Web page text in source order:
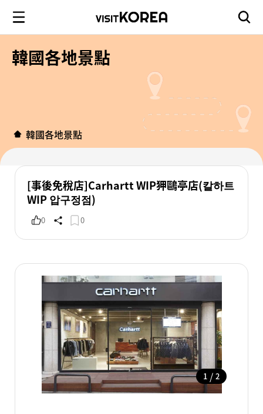
韓國各地景點
韓國各地景點
[事後免稅店]Carhartt WIP狎鷗亭店(칼하트
WIP 압구정점)
0 0
1 / 2